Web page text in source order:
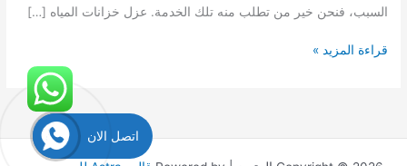
السبب، فنحن خير من تطلب منه تلك الخدمة. عزل خزانات المياه […]
شركة
قراءة المزيد »
اتصل الان